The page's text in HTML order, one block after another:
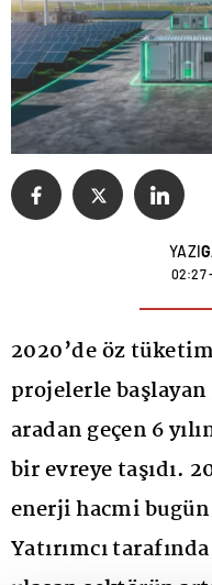
YAZI
02:27
2020’de öz
projelerle başlayan
aradan geçen 6
bir evreye taşıdı.
enerji hacmi
Yatırımcı